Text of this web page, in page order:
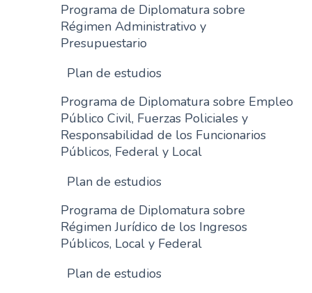
Programa de Diplomatura sobre
Régimen Administrativo y
Presupuestario
Plan de estudios
Programa de Diplomatura sobre Empleo
Público Civil, Fuerzas Policiales y
Responsabilidad de los Funcionarios
Públicos, Federal y Local
Plan de estudios
Programa de Diplomatura sobre
Régimen Jurídico de los Ingresos
Públicos, Local y Federal
Plan de estudios